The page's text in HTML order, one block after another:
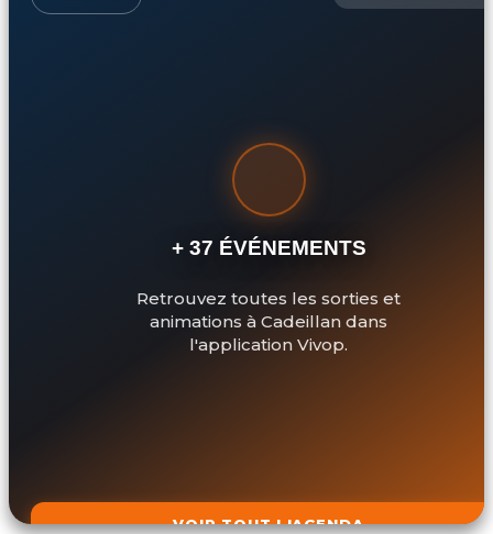
+ 37 ÉVÉNEMENTS
Retrouvez toutes les sorties et
animations à Cadeillan dans
l'application Vivop.
VOIR TOUT L'AGENDA